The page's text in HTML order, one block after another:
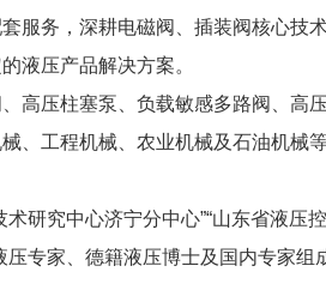
服务，深耕电磁阀、插装阀核心技
液压产品解决方案。
高压柱塞泵、负载敏感多路阀、高
、工程机械、农业机械及石油机械
研究中心济宁分中心”“山东省液压
专家、德籍液压博士及国内专家组